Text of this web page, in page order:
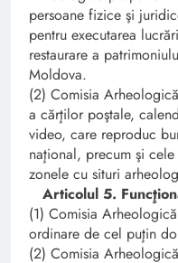
persoane fizice şi
pentru executarea
restaurare a
Moldova.
(2) Comisia
a cărţilor poştale,
video, care reproduc
naţional, precum şi
zonele cu situri
Articolul 5.
(1) Comisia
ordinare de cel puţin
(2) Comisia